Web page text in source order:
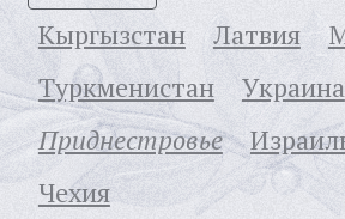
Кыргызстан
Латвия
Туркменистан
Украина
Приднестровье
Чехия